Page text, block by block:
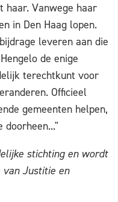
haar. Vanwege haar
in Den Haag lopen.
leveren aan die
de enige
terechtkunt voor
Officieel
gemeenten helpen,
stichting en wordt
Justitie en